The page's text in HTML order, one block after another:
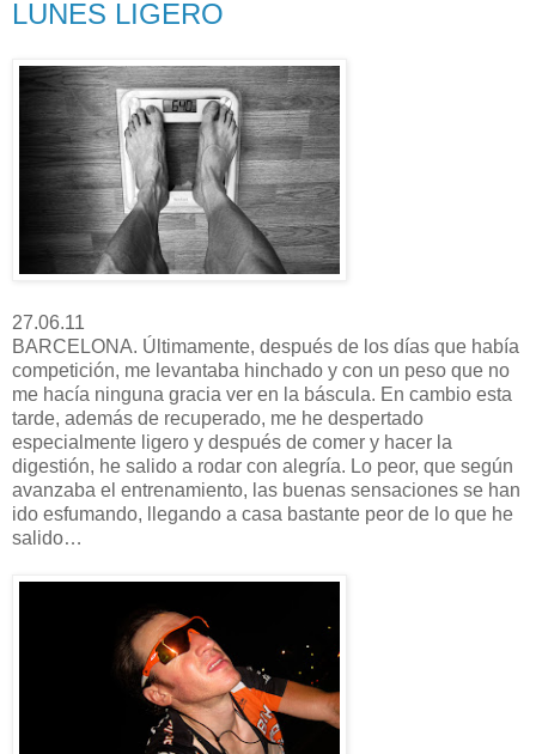
LUNES LIGERO
27.06.11
BARCELONA. Últimamente, después de los días que había
competición, me levantaba hinchado y con un peso que no
me hacía ninguna gracia ver en la báscula. En cambio esta
tarde, además de recuperado, me he despertado
especialmente ligero y después de comer y hacer la
digestión, he salido a rodar con alegría. Lo peor, que según
avanzaba el entrenamiento, las buenas sensaciones se han
ido esfumando, llegando a casa bastante peor de lo que he
salido…